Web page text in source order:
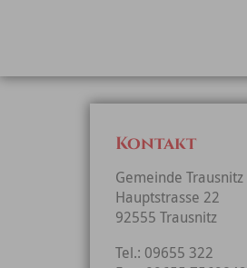
Kontakt
Gemeinde Trausnitz
Hauptstrasse 22
92555 Trausnitz
Tel.: 09655 322